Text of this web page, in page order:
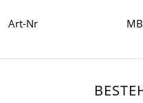
Art-Nr